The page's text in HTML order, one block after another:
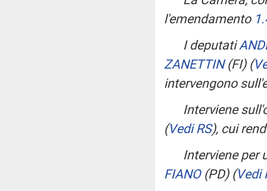
l'emendamento
I deputati
ZANETTIN(FI) (
intervengono
Interviene
(Vedi RS), cui
Interviene per
FIANO(PD) (Vedi